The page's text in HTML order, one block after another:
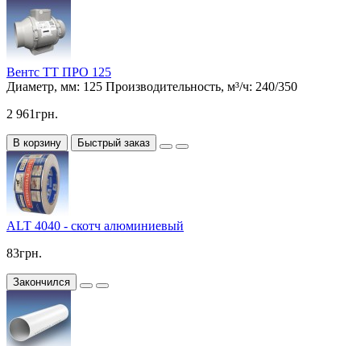
Вентс ТТ ПРО 125
Диаметр, мм: 125 Производительность, м³/ч: 240/350
2 961грн.
В корзину Быстрый заказ
ALT 4040 - скотч алюминиевый
83грн.
Закончился